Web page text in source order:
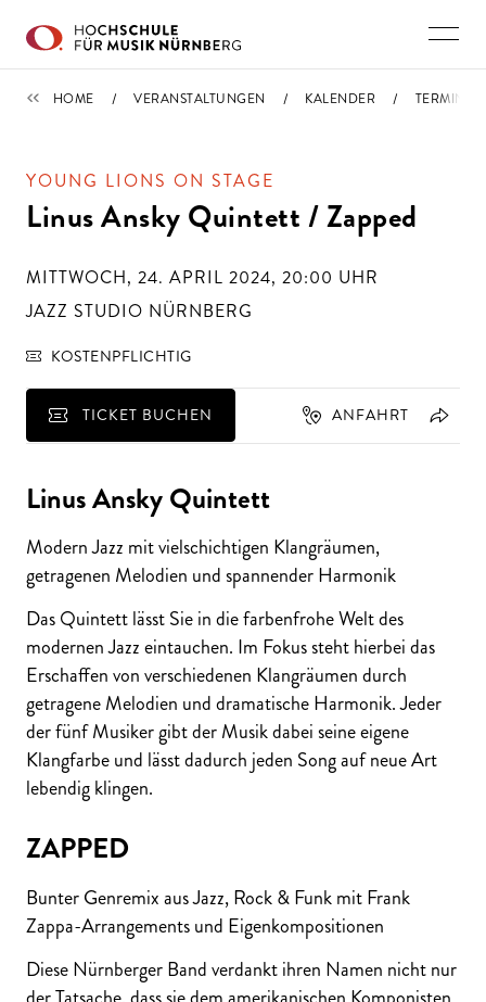
TERMINE
HOME VERANSTALTUNGEN KALENDER TERMIN
YOUNG LIONS ON STAGE
Linus Ansky Quintett / Zapped
MITTWOCH, 24. APRIL 2024, 20:00 UHR
JAZZ STUDIO NÜRNBERG
KOSTENPFLICHTIG
TICKET BUCHEN ANFAHRT
Linus Ansky Quintett
Modern Jazz mit vielschichtigen Klangräumen,
getragenen Melodien und spannender Harmonik
Das Quintett lässt Sie in die farbenfrohe Welt des
modernen Jazz eintauchen. Im Fokus steht hierbei das
Erschaffen von verschiedenen Klangräumen durch
getragene Melodien und dramatische Harmonik. Jeder
der fünf Musiker gibt der Musik dabei seine eigene
Klangfarbe und lässt dadurch jeden Song auf neue Art
lebendig klingen.
ZAPPED
Bunter Genremix aus Jazz, Rock & Funk mit Frank
Zappa-Arrangements und Eigenkompositionen
Diese Nürnberger Band verdankt ihren Namen nicht nur